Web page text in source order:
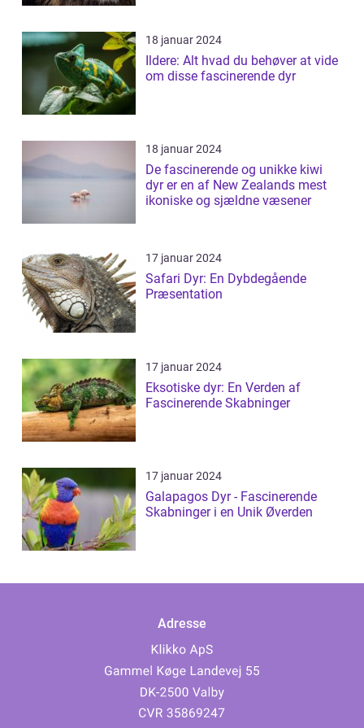
18 januar 2024
Ildere: Alt hvad du behøver at vide
om disse fascinerende dyr
18 januar 2024
De fascinerende og unikke kiwi
dyr er en af New Zealands mest
ikoniske og sjældne væsener
17 januar 2024
Safari Dyr: En Dybdegående
Præsentation
17 januar 2024
Eksotiske dyr: En Verden af
Fascinerende Skabninger
17 januar 2024
Galapagos Dyr - Fascinerende
Skabninger i en Unik Øverden
Adresse